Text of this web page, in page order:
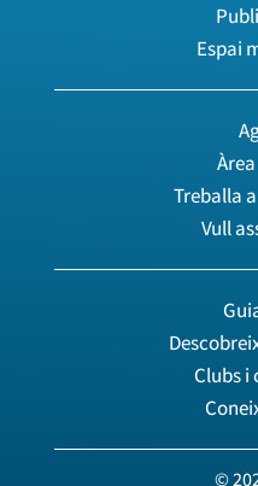
Espai
Treballa
Vull
Clubs i
©